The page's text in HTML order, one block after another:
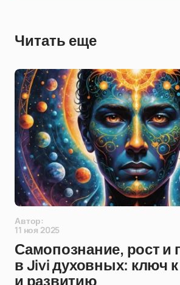
Читать еще
Автор:
11 ноя 2025
Самопознание, рост и
в Jivi духовных: ключ
и развитию